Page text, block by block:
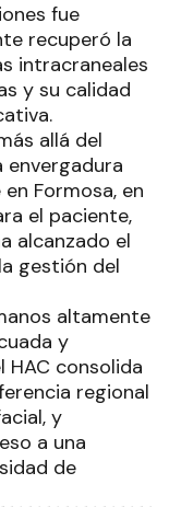
fue
recuperó la
intracraneales
y su calidad
allá del
envergadura
Formosa, en
el paciente,
alcanzado el
gestión del
altamente
y
HAC consolida
regional
y
a una
de